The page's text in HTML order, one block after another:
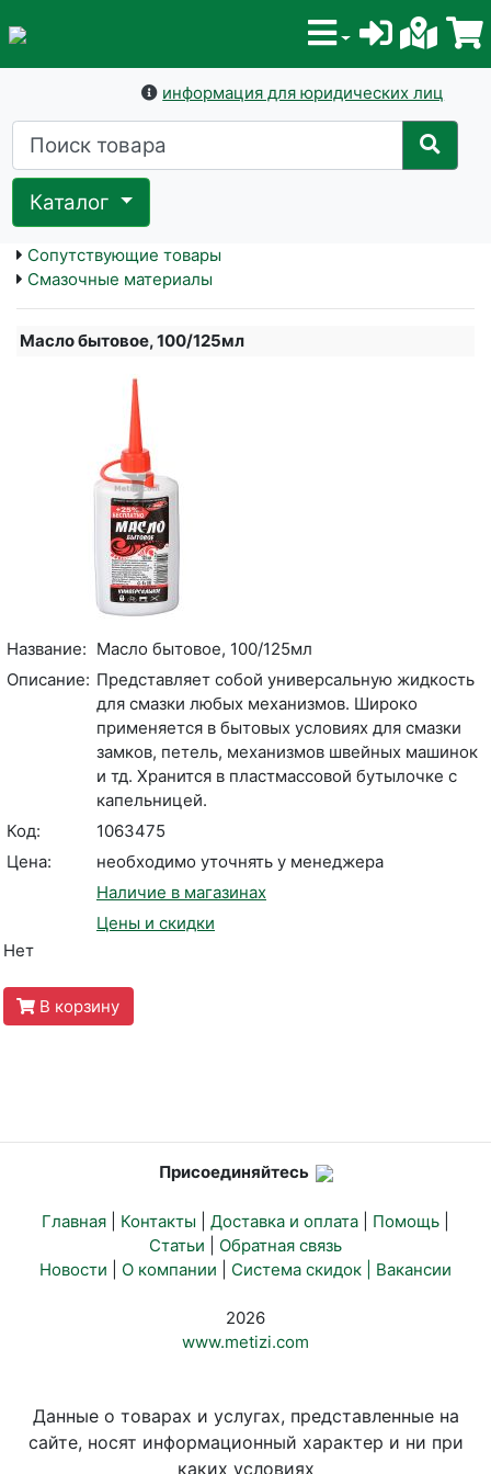
информация для юридических лиц
Каталог
Сопутствующие товары
Смазочные материалы
Масло бытовое, 100/125мл
Название: Масло бытовое, 100/125мл
Описание: Представляет собой универсальную жидкость
для смазки любых механизмов. Широко
применяется в бытовых условиях для смазки
замков, петель, механизмов швейных машинок
и тд. Хранится в пластмассовой бутылочке с
капельницей.
Код:
1063475
Цена:
необходимо уточнять у менеджера
Наличие в магазинах
Цены и скидки
Нет
В корзину
Присоединяйтесь
Главная Контакты Доставка и оплата Помощь
Статьи
Обратная связь
Новости
О компании Система скидок | Вакансии
2026
www.metizi.com
Данные о товарах и услугах, представленные на
сайте, носят информационный характер и ни при
каких условиях